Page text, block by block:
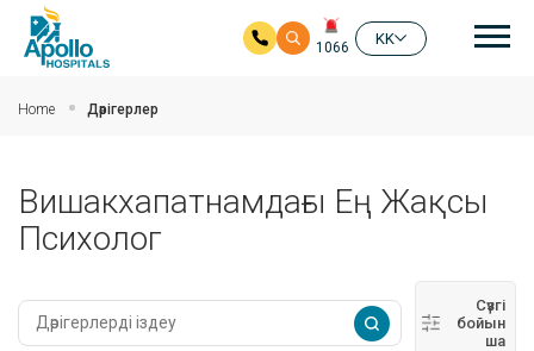
1066
KK
Home Дәрігерлер
Вишакхапатнамдағы Ең Жақсы
Психолог
Сүзгі
бойын
ша